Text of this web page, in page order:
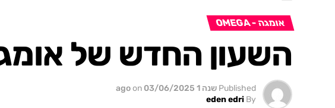
אומגה - OMEGA
השעון החדש של
Published שנה 1 ago on 03/06/2025
By
eden edri